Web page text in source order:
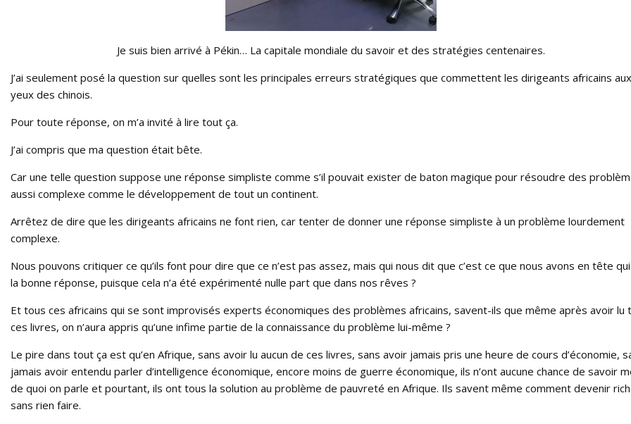
Je suis bien arrivé à Pékin… La capitale mondiale du savoir et des stratégies centenaires.
J’ai seulement posé la question sur quelles sont les principales erreurs stratégiques que commettent les dirigeants africains aux
yeux des chinois.
Pour toute réponse, on m’a invité à lire tout ça.
J’ai compris que ma question était bête.
Car une telle question suppose une réponse simpliste comme s’il pouvait exister de baton magique pour résoudre des
aussi complexe comme le développement de tout un continent.
Arrêtez de dire que les dirigeants africains ne font rien, car tenter de donner une réponse simpliste à un problème lourdement
complexe.
Nous pouvons critiquer ce qu’ils font pour dire que ce n’est pas assez, mais qui nous dit que c’est ce que nous avons en tête
la bonne réponse, puisque cela n’a été expérimenté nulle part que dans nos rêves ?
Et tous ces africains qui se sont improvisés experts économiques des problèmes africains, savent-ils que même après avoir lu
ces livres, on n’aura appris qu’une infime partie de la connaissance du problème lui-même ?
Le pire dans tout ça est qu’en Afrique, sans avoir lu aucun de ces livres, sans avoir jamais pris une heure de cours d’économie,
jamais avoir entendu parler d’intelligence économique, encore moins de guerre économique, ils n’ont aucune chance de savoir
de quoi on parle et pourtant, ils ont tous la solution au problème de pauvreté en Afrique. Ils savent même comment devenir
sans rien faire.